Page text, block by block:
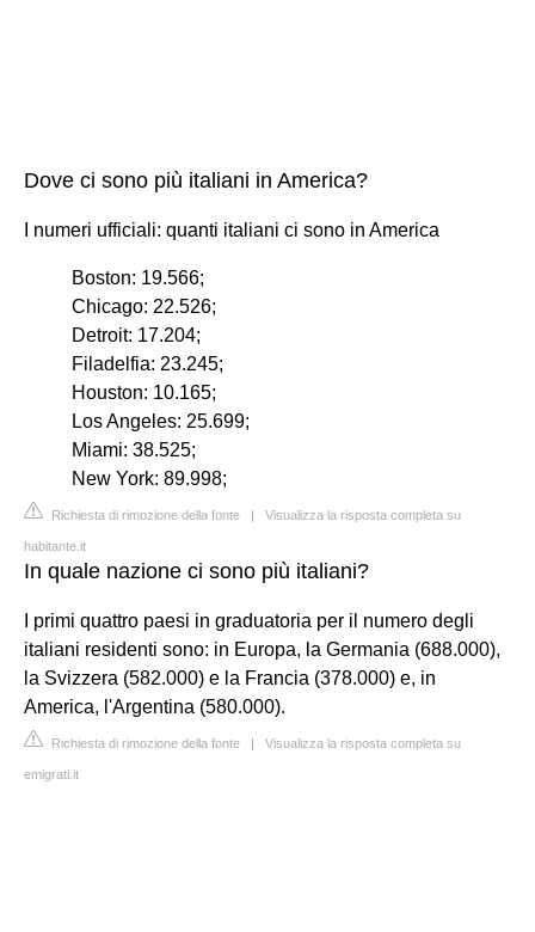
Dove ci sono più italiani in America?
I numeri ufficiali: quanti italiani ci sono in America
Boston: 19.566;
Chicago: 22.526;
Detroit: 17.204;
Filadelfia: 23.245;
Houston: 10.165;
Los Angeles: 25.699;
Miami: 38.525;
New York: 89.998;
Richiesta di rimozione della fonte | Visualizza la risposta completa su
habitante.it
In quale nazione ci sono più italiani?
I primi quattro paesi in graduatoria per il numero degli
italiani residenti sono: in Europa, la Germania (688.000),
la Svizzera (582.000) e la Francia (378.000) e, in
America, l'Argentina (580.000).
Richiesta di rimozione della fonte | Visualizza la risposta completa su
emigrati.it